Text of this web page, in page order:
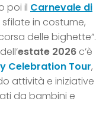
poi il Carnevale di
in costume,
delle bighette”.
estate 2026 c’è
Celebration Tour,
attività e iniziative
da bambini e